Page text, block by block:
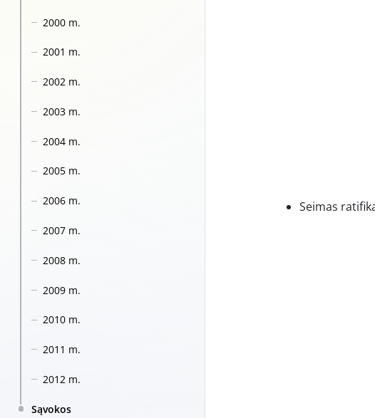
2000 m.
2001 m.
2002 m.
2003 m.
2004 m.
2005 m.
2006 m.
2007 m.
2008 m.
2009 m.
2010 m.
2011 m.
2012 m.
Sąvokos
Seimas